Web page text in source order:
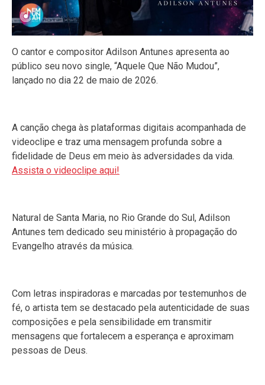
O cantor e compositor Adilson Antunes apresenta ao
público seu novo single, “Aquele Que Não Mudou”,
lançado no dia 22 de maio de 2026.
A canção chega às plataformas digitais acompanhada de
videoclipe e traz uma mensagem profunda sobre a
fidelidade de Deus em meio às adversidades da vida.
Assista o videoclipe aqui!
Natural de Santa Maria, no Rio Grande do Sul, Adilson
Antunes tem dedicado seu ministério à propagação do
Evangelho através da música.
Com letras inspiradoras e marcadas por testemunhos de
fé, o artista tem se destacado pela autenticidade de suas
composições e pela sensibilidade em transmitir
mensagens que fortalecem a esperança e aproximam
pessoas de Deus.